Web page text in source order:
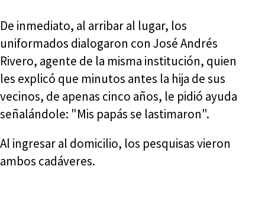
De inmediato, al arribar al lugar, los
uniformados dialogaron con José Andrés
Rivero, agente de la misma institución, quien
les explicó que minutos antes la hija de sus
vecinos, de apenas cinco años, le pidió ayuda
señalándole: "Mis papás se lastimaron".
Al ingresar al domicilio, los pesquisas vieron
ambos cadáveres.